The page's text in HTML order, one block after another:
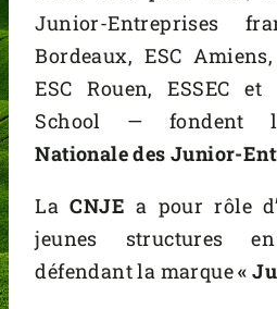
Junior-Entreprises
Bordeaux, ESC
ESC Rouen, ESSEC et
School —
Nationale des Junior-
LaCNJE a pour rôle
jeunes structures
défendant la marque«